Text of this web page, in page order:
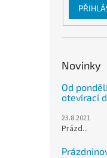
Novinky
Od
otevírací
23.8.2021
Prázd...